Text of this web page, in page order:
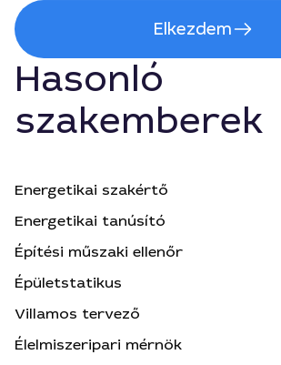
Elkezdem
Hasonló
szakemberek
Energetikai szakértő
Energetikai tanúsító
Építési műszaki ellenőr
Épületstatikus
Villamos tervező
Élelmiszeripari mérnök